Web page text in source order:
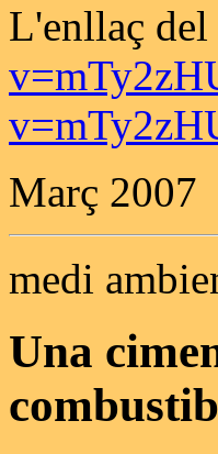
L'enllaç
Març 2007
medi
Una